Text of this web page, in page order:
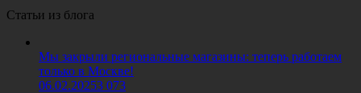
Статьи из блога
Мы закрыли региональные магазины: теперь работаем
только в Москве!
06.02.20253 073